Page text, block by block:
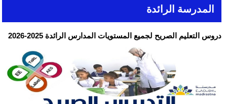
المدرسة الرائدة
دروس التعليم الصريح لجميع المستويات المدارس الرائدة 2025-2026